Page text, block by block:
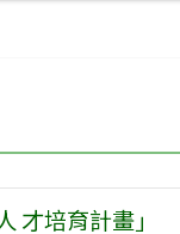
才培育計畫」